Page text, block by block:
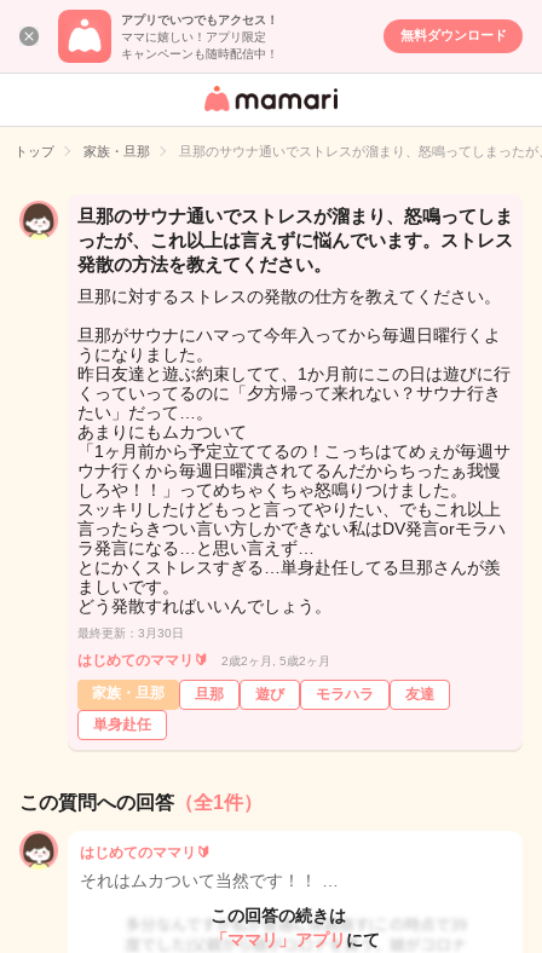
アプリでいつでもアクセス！
ママに嬉しい！アプリ限定
キャンペーンも随時配信中！
無料ダウンロード
女性専用匿名QA
イト
トップ 家族・旦那 旦那のサウナ通いでストレスが溜まり、怒鳴ってしまった
旦那のサウナ通いでストレスが溜まり、怒鳴ってしま
ったが、これ以上は言えずに悩んでいます。ストレス
発散の方法を教えてください。
旦那に対するストレスの発散の仕方を教えてください。
旦那がサウナにハマって今年入ってから毎週日曜行くよ
うになりました。
昨日友達と遊ぶ約束してて、1か月前にこの日は遊びに行
くっていってるのに「夕方帰って来れない？サウナ行き
たい」だって…。
あまりにもムカついて
「1ヶ月前から予定立ててるの！こっちはてめぇが毎週サ
ウナ行くから毎週日曜潰されてるんだからちったぁ我慢
しろや！！」ってめちゃくちゃ怒鳴りつけました。
スッキリしたけどもっと言ってやりたい、でもこれ以上
言ったらきつい言い方しかできない私はDV発言orモラハ
ラ発言になる…と思い言えず…
とにかくストレスすぎる…単身赴任してる旦那さんが羨
ましいです。
どう発散すればいいんでしょう。
最終更新：3月30日
はじめてのママリ🔰 2歳2ヶ月, 5歳2ヶ月
家族・旦那 旦那 遊び モラハラ
友達
単身赴任
この質問への回答 （全1件）
はじめてのママリ🔰
それはムカついて当然です！！ …
この回答の続きは
「ママリ」アプリ にて